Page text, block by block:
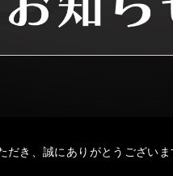
だき、誠にありがとうござい